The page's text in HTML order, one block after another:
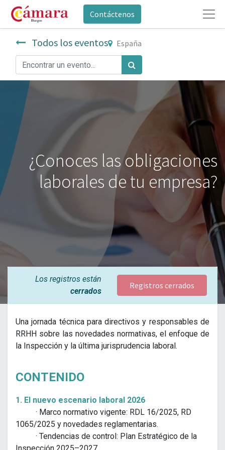
Contáctenos
Todos los eventos España
¿Conoces las obligaciones
laborales de tu empresa?
Los registros están
cerrados
Registros cerrados
Una jornada técnica para directivos y responsables de
RRHH sobre las novedades normativas, el enfoque de
la Inspección y la última jurisprudencia laboral.
CONTENIDO
1. El nuevo escenario laboral 2026
· Marco normativo vigente: RDL 16/2025, RD
1065/2025 y novedades reglamentarias.
· Tendencias de control: Plan Estratégico de la